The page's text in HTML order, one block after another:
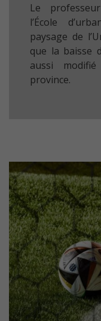
Le
l’École
paysage de
que la baisse
aussi
province.